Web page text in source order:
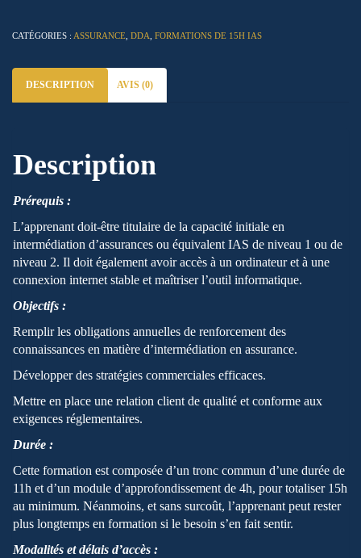
CATÉGORIES : ASSURANCE DDA FORMATIONS DE 15H IAS
DESCRIPTION AVIS (0)
Description
Prérequis :
L’apprenant doit-être titulaire de la capacité initiale en
intermédiation d’assurances ou équivalent IAS de niveau 1 ou de
niveau 2. Il doit également avoir accès à un ordinateur et à une
connexion internet stable et maîtriser l’outil informatique.
Objectifs :
Remplir les obligations annuelles de renforcement des
connaissances en matière d’intermédiation en assurance.
Développer des stratégies commerciales efficaces.
Mettre en place une relation client de qualité et conforme aux
exigences réglementaires.
Durée :
Cette formation est composée d’un tronc commun d’une durée de
11h et d’un module d’approfondissement de 4h, pour totaliser 15h
au minimum. Néanmoins, et sans surcoût, l’apprenant peut rester
plus longtemps en formation si le besoin s’en fait sentir.
Modalités et délais d’accès :